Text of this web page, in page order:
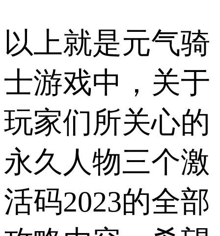
以上就是元气骑
士游戏中，关于
玩家们所关心的
永久人物三个激
活码2023的全部